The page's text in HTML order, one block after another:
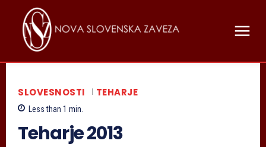
SLOVESNOSTI TEHARJE
Less than 1 min.
Teharje 2013